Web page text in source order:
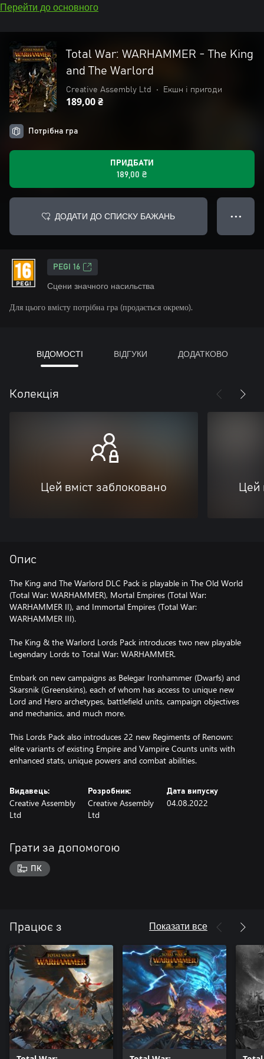
Перейти до основного
Total War: WARHAMMER - The King
and The Warlord
Creative Assembly Ltd • Екшн і пригоди
189,00 ₴
Потрібна гра
ПРИДБАТИ
189,00 ₴
ДОДАТИ ДО СПИСКУ БАЖАНЬ ● ● ●
PEGI 16
Сцени значного насильства
Для цього вмісту потрібна гра (продається окремо).
ВІДОМОСТІ ВІДГУКИ ДОДАТКОВО
Колекція
Цей вміст заблоковано Цей
Опис
The King and The Warlord DLC Pack is playable in The Old World
(Total War: WARHAMMER), Mortal Empires (Total War:
WARHAMMER II), and Immortal Empires (Total War:
WARHAMMER III).
The King & the Warlord Lords Pack introduces two new playable
Legendary Lords to Total War: WARHAMMER.
Embark on new campaigns as Belegar Ironhammer (Dwarfs) and
Skarsnik (Greenskins), each of whom has access to unique new
Lord and Hero archetypes, battlefield units, campaign objectives
and mechanics, and much more.
This Lords Pack also introduces 22 new Regiments of Renown:
elite variants of existing Empire and Vampire Counts units with
enhanced stats, unique powers and combat abilities.
Видавець:
Creative Assembly
Ltd
Розробник:
Creative Assembly
Ltd
Дата випуску
04.08.2022
Грати за допомогою
ПК
Працює з Показати все